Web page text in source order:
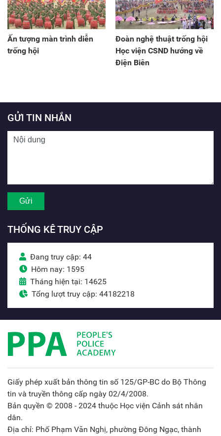
Ấn tượng màn trình diễn
trống hội
Đoàn nghệ thuật trống hội
Học viện CSND hướng về
Điện Biên
GỬI TIN NHẮN
THỐNG KÊ TRUY CẬP
Đang truy cập: 44
Hôm nay: 1595
Tháng hiện tại: 14625
Tổng lượt truy cập: 44182218
Giấy phép xuất bản thông tin số 125/GP-BC do Bộ Thông
tin và truyền thông cấp ngày 02/4/2008.
Bản quyền © 2008 - 2024 thuộc Học viện Cảnh sát nhân
dân.
Địa chỉ: Phố Phạm Văn Nghị, phường Đông Ngạc, thành